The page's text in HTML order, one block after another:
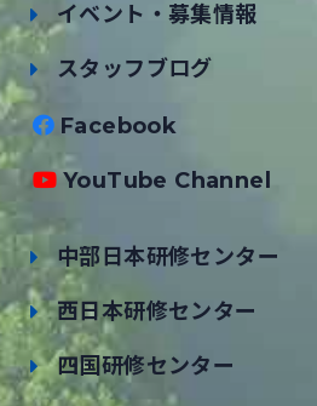
イベント・募集情報
スタッフブログ
Facebook
YouTube Channel
中部日本研修センター
西日本研修センター
四国研修センター